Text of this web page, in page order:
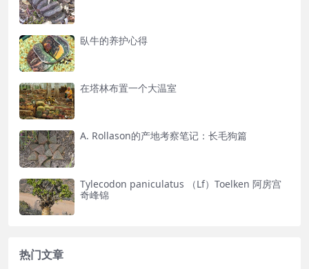
臥牛的养护心得
在塔林布置一个大温室​
A. Rollason的产地考察笔记：长毛狗篇
Tylecodon paniculatus （Lf）Toelken 阿房宫
奇峰锦
热门文章